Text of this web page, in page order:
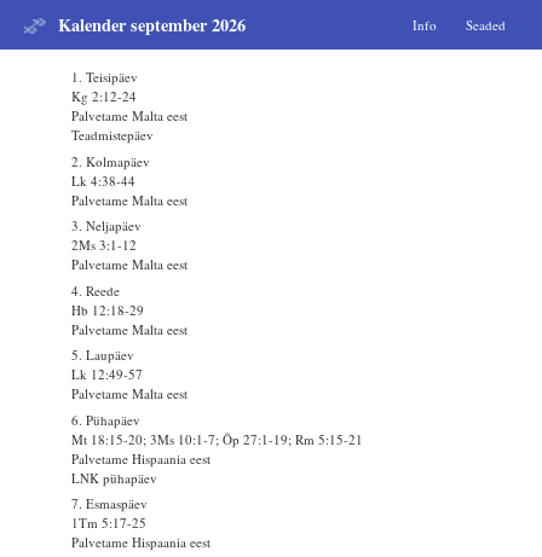
Kalender september 2026 Info Seaded
1. Teisipäev
Kg 2:12-24
Palvetame Malta eest
Teadmistepäev
2. Kolmapäev
Lk 4:38-44
Palvetame Malta eest
3. Neljapäev
2Ms 3:1-12
Palvetame Malta eest
4. Reede
Hb 12:18-29
Palvetame Malta eest
5. Laupäev
Lk 12:49-57
Palvetame Malta eest
6. Pühapäev
Mt 18:15-20; 3Ms 10:1-7; Õp 27:1-19; Rm 5:15-21
Palvetame Hispaania eest
LNK pühapäev
7. Esmaspäev
1Tm 5:17-25
Palvetame Hispaania eest